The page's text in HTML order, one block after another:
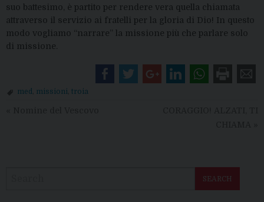
suo battesimo, è partito per rendere vera quella chiamata
attraverso il servizio ai fratelli per la gloria di Dio! In questo
modo vogliamo “narrare” la missione più che parlare solo
di missione.
med missioni troia
SEARCH